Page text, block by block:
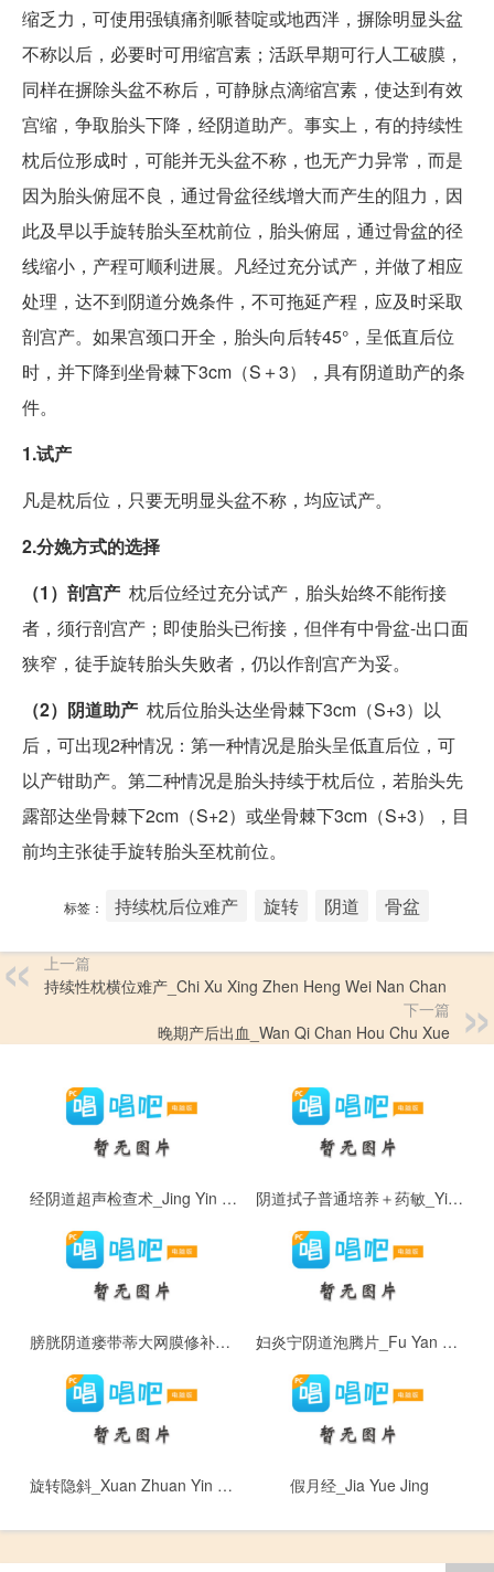
缩乏力，可使用强镇痛剂哌替啶或地西泮，摒除明显头盆
不称以后，必要时可用缩宫素；活跃早期可行人工破膜，
同样在摒除头盆不称后，可静脉点滴缩宫素，使达到有效
宫缩，争取胎头下降，经阴道助产。事实上，有的持续性
枕后位形成时，可能并无头盆不称，也无产力异常，而是
因为胎头俯屈不良，通过骨盆径线增大而产生的阻力，因
此及早以手旋转胎头至枕前位，胎头俯屈，通过骨盆的径
线缩小，产程可顺利进展。凡经过充分试产，并做了相应
处理，达不到阴道分娩条件，不可拖延产程，应及时采取
剖宫产。如果宫颈口开全，胎头向后转45°，呈低直后位
时，并下降到坐骨棘下3cm（S＋3），具有阴道助产的条
件。
1.试产
凡是枕后位，只要无明显头盆不称，均应试产。
2.分娩方式的选择
（1）剖宫产 枕后位经过充分试产，胎头始终不能衔接
者，须行剖宫产；即使胎头已衔接，但伴有中骨盆-出口面
狭窄，徒手旋转胎头失败者，仍以作剖宫产为妥。
（2）阴道助产 枕后位胎头达坐骨棘下3cm（S+3）以
后，可出现2种情况：第一种情况是胎头呈低直后位，可
以产钳助产。第二种情况是胎头持续于枕后位，若胎头先
露部达坐骨棘下2cm（S+2）或坐骨棘下3cm（S+3），目
前均主张徒手旋转胎头至枕前位。
标签： 持续枕后位难产 旋转 阴道 骨盆
上一篇
持续性枕横位难产_Chi Xu Xing Zhen Heng Wei Nan Chan
下一篇
晚期产后出血_Wan Qi Chan Hou Chu Xue
经阴道超声检查术_Jing Yin Dao Chao Sheng Jian Cha Shu 阴道拭子普通培养＋药敏_Yin Dao Shi Zi Pu Tong Pei Yang ＋ Yao Min
膀胱阴道瘘带蒂大网膜修补术_Bang Guang Yin Dao Lou Dai Di Da Wang Mo Xiu Bu Shu 妇炎宁阴道泡腾片_Fu Yan Ning Yin Dao Pao Teng Pian
旋转隐斜_Xuan Zhuan Yin Xie 假月经_Jia Yue Jing